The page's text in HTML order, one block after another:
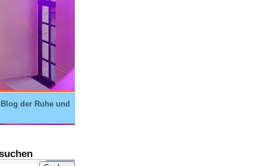
der Ruhe und